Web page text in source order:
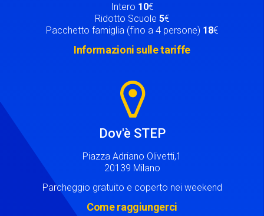
Intero 10€
Ridotto Scuole 5€
Pacchetto famiglia (fino a 4 persone) 18€
Informazioni sulle tariffe
Dov'è STEP
Piazza Adriano Olivetti,1
20139 Milano
Parcheggio gratuito e coperto nei weekend
Come raggiungerci